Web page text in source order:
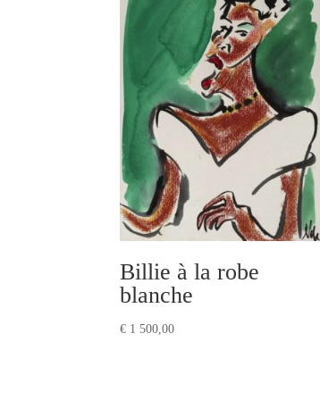
Billie à la robe
blanche
€ 1 500,00